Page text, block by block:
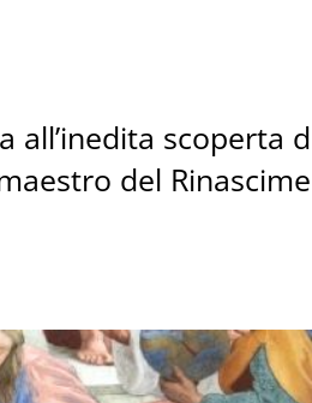
all’inedita scoperta
del